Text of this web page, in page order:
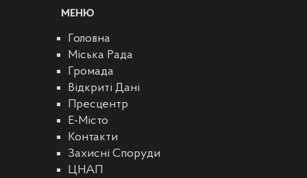
МЕНЮ
Головна
Міська Рада
Громада
Відкриті Дані
Пресцентр
E-Місто
Контакти
Захисні Споруди
ЦНАП